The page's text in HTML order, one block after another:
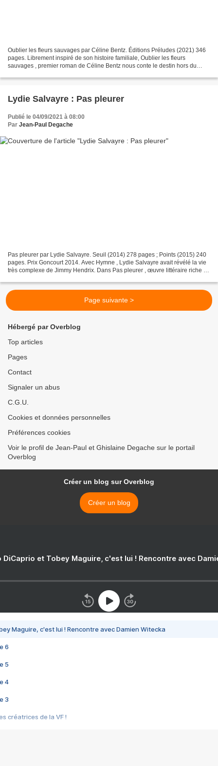
Oublier les fleurs sauvages par Céline Bentz. Éditions Préludes (2021) 346
pages. Librement inspiré de son histoire familiale, Oublier les fleurs
sauvages , premier roman de Céline Bentz nous conte le destin hors du
Lydie Salvayre : Pas pleurer
Publié le 04/09/2021 à 08:00
Par Jean-Paul Degache
Pas pleurer par Lydie Salvayre. Seuil (2014) 278 pages ; Points (2015) 240
pages. Prix Goncourt 2014. Avec Hymne , Lydie Salvayre avait révélé la vie
très complexe de Jimmy Hendrix. Dans Pas pleurer , œuvre littéraire riche et
Page suivante >
Hébergé par Overblog
Top articles
Pages
Contact
Signaler un abus
C.G.U.
Cookies et données personnelles
Préférences cookies
Voir le profil de Jean-Paul et Ghislaine Degache sur le portail
Overblog
Créer un blog sur Overblog
Créer un blog
DiCaprio et Tobey Maguire, c'est lui ! Rencontre avec
Maguire, c'est lui ! Rencontre avec Damien Witecka
6
5
4
3
créatrices de la VF !